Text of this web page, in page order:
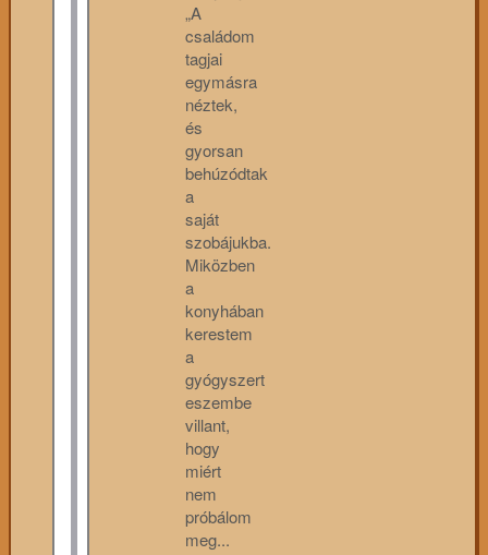
„A
családom
tagjai
egymásra
néztek,
és
gyorsan
behúzódtak
a
saját
szobájukba.
Miközben
a
konyhában
kerestem
a
gyógyszert
eszembe
villant,
hogy
miért
nem
próbálom
meg...